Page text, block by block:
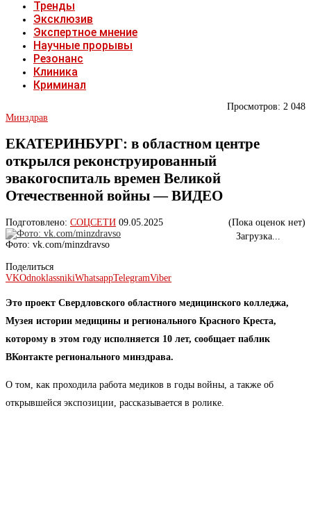
Тренды
Эксклюзив
Экспертное мнение
Научные прорывы
Резонанс
Клиника
Криминал
Просмотров: 2 048
Минздрав
ЕКАТЕРИНБУРГ: в областном центре
открылся реконструированный
эвакогоспиталь времен Великой
Отечественной войны — ВИДЕО
Подготовлено: СОЦСЕТИ 09.05.2025
(Пока оценок нет)
Загрузка...
Фото: vk.com/minzdravso
Поделиться
VKOdnoklassnikiWhatsappTelegramViber
Это проект Свердловского областного медицинского колледжа,
Музея истории медицины и регионального Красного Креста,
которому в этом году исполняется 10 лет, сообщает паблик
ВКонтакте регионального минздрава.
О том, как проходила работа медиков в годы войны, а также об
открывшейся экспозиции, рассказывается в ролике.